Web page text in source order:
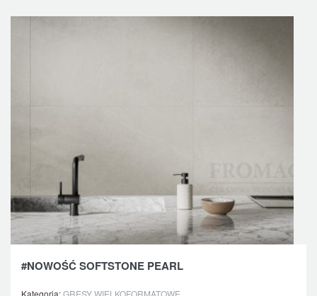
#NOWOŚĆ SOFTSTONE PEARL
Kategoria:GRESY WIELKOFORMATOWE